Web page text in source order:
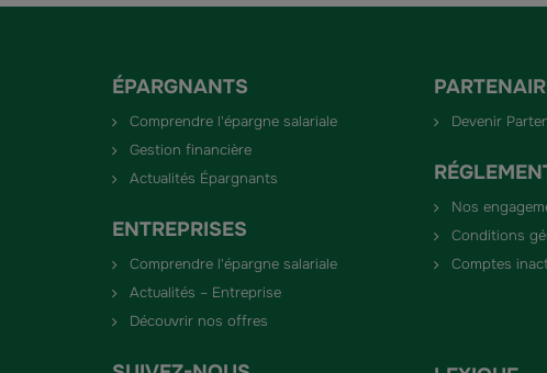
ÉPARGNANTS
Comprendre l'épargne salariale
Gestion financière
Actualités Épargnants
ENTREPRISES
Comprendre l'épargne salariale
Actualités – Entreprise
Découvrir nos offres
Devenir
Nos
Conditions
Comptes